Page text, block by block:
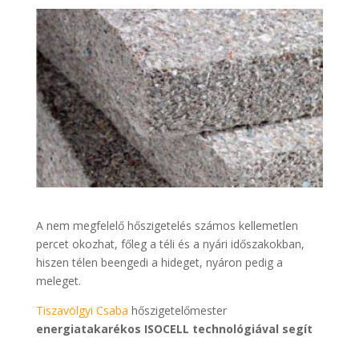
A nem megfelelő hőszigetelés számos kellemetlen
percet okozhat, főleg a téli és a nyári időszakokban,
hiszen télen beengedi a hideget, nyáron pedig a
meleget.
Tiszavölgyi Csaba hőszigetelőmester
energiatakarékos ISOCELL technológiával segít